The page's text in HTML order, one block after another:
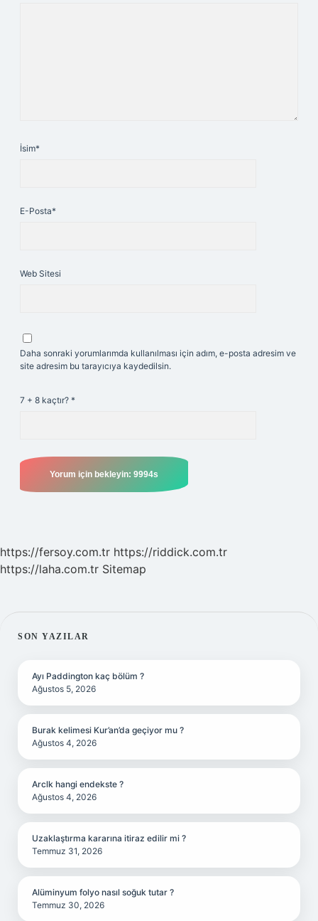
İsim*
E-Posta*
Web Sitesi
Daha sonraki yorumlarımda kullanılması için adım, e-posta adresim ve
site adresim bu tarayıcıya kaydedilsin.
7 + 8 kaçtır? *
https://fersoy.com.tr https://riddick.com.tr
https://laha.com.tr Sitemap
SIDEBAR
SON YAZILAR
Ayı Paddington kaç bölüm ?
Ağustos 5, 2026
Burak kelimesi Kur’an’da geçiyor mu ?
Ağustos 4, 2026
Arclk hangi endekste ?
Ağustos 4, 2026
Uzaklaştırma kararına itiraz edilir mi ?
Temmuz 31, 2026
Alüminyum folyo nasıl soğuk tutar ?
Temmuz 30, 2026